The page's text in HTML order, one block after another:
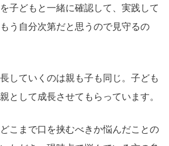
子どもと一緒に確認して、実践して
う自分次第だと思うので見守るの
していくのは親も子も同じ。子ども
として成長させてもらっています。
こまで口を挟むべきか悩んだことの